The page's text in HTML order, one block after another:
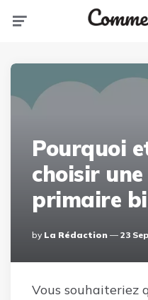
Pourquoi
choisir une
primaire
Posted
By
By La Rédaction 23
Vous souhaiteriez